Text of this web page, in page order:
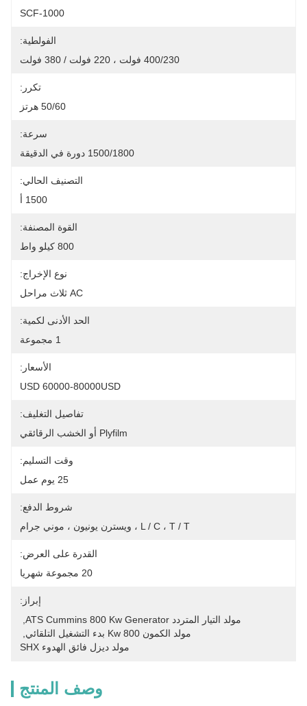
SCF-1000
الفولطية:
400/230 فولت ، 220 فولت / 380 فولت
تكرر:
50/60 هرتز
سرعة:
1500/1800 دورة في الدقيقة
التصنيف الحالي:
1500 أ
القوة المصنفة:
800 كيلو واط
نوع الإخراج:
AC ثلاث مراحل
الحد الأدنى لكمية:
1 مجموعة
الأسعار:
USD 60000-80000USD
تفاصيل التغليف:
Plyfilm أو الخشب الرقائقي
وقت التسليم:
25 يوم عمل
شروط الدفع:
L / C ، T / T ، ويسترن يونيون ، موني جرام
القدرة على العرض:
20 مجموعة شهريا
إبراز:
مولد التيار المتردد ATS Cummins 800 Kw Generator
مولد الكمون 800 Kw بدء التشغيل التلقائي
مولد ديزل فائق الهدوء SHX
وصف المنتج